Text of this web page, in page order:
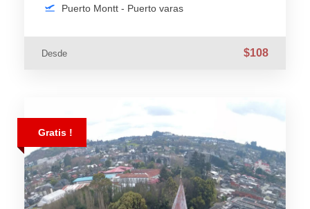
Puerto Montt - Puerto varas
Desde $108
Gratis !